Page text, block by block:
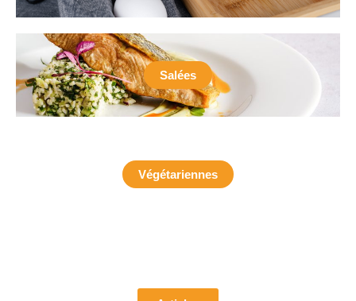
Salées
Végétariennes